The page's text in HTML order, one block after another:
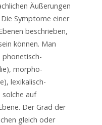
Äußerungen
Symptome einer
beschrieben,
können. Man
phonetisch-
morpho-
lexikalisch-
solche auf
Der Grad der
gleich oder